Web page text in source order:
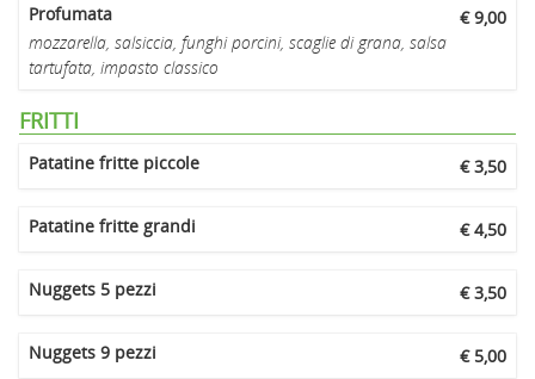
Profumata
€ 9,00
mozzarella, salsiccia, funghi porcini, scaglie di grana, salsa
tartufata, impasto classico
FRITTI
Patatine fritte piccole € 3,50
Patatine fritte grandi € 4,50
Nuggets 5 pezzi € 3,50
Nuggets 9 pezzi € 5,00